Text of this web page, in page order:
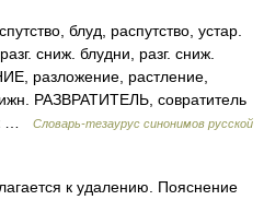
блуд, распутство, устар.
сниж. блудни, разг. сниж.
разложение, растление,
РАЗВРАТИТЕЛЬ, совратитель
…
Словарь-тезаурус синонимов русской
к удалению. Пояснение